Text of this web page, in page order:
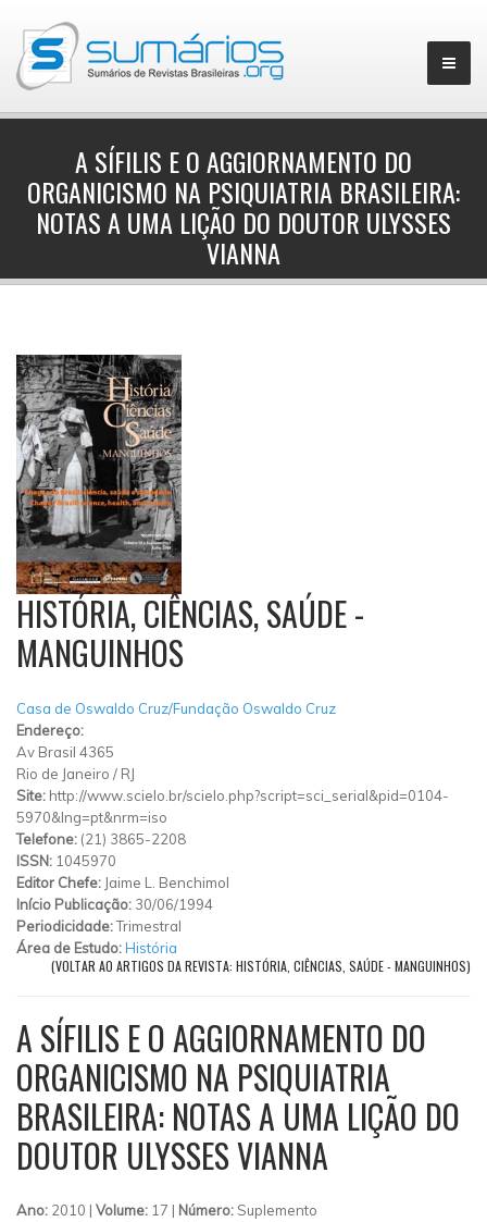
▼
A SÍFILIS E O AGGIORNAMENTO DO
ORGANICISMO NA PSIQUIATRIA BRASILEIRA:
NOTAS A UMA LIÇÃO DO DOUTOR ULYSSES
VIANNA
HISTÓRIA, CIÊNCIAS, SAÚDE -
MANGUINHOS
Casa de Oswaldo Cruz/Fundação Oswaldo Cruz
Endereço:
Av Brasil 4365
Rio de Janeiro / RJ
Site: http://www.scielo.br/scielo.php?script=sci_serial&pid=0104-
5970&lng=pt&nrm=iso
Telefone: (21) 3865-2208
ISSN: 1045970
Editor Chefe: Jaime L. Benchimol
Início Publicação: 30/06/1994
Periodicidade:Trimestral
Área de Estudo:História
(VOLTAR AO ARTIGOS DA REVISTA: HISTÓRIA, CIÊNCIAS, SAÚDE - MANGUINHOS)
A SÍFILIS E O AGGIORNAMENTO DO
ORGANICISMO NA PSIQUIATRIA
BRASILEIRA: NOTAS A UMA LIÇÃO DO
DOUTOR ULYSSES VIANNA
Ano: 2010 | Volume: 17 | Número: Suplemento